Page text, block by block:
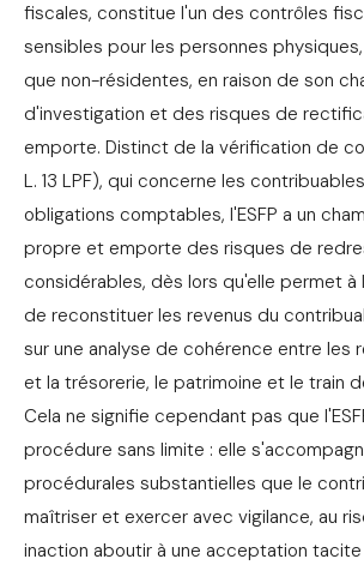
fiscales, constitue l'un des contrôles
sensibles pour les personnes
que non-résidentes, en raison de son
d'investigation et des risques de
emporte. Distinct de la vérification de
L. 13 LPF), qui concerne les
obligations comptables, l'ESFP a un
propre et emporte des risques de
considérables, dès lors qu'elle permet à
de reconstituer les revenus du
sur une analyse de cohérence entre les
et la trésorerie, le patrimoine et le train
Cela ne signifie cependant pas que
procédure sans limite : elle
procédurales substantielles que le
maîtriser et exercer avec vigilance, au
inaction aboutir à une acceptation